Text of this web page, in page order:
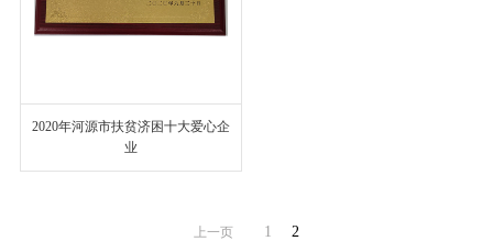
2020年河源市扶贫济困十大爱心企
业
上一页 1 2